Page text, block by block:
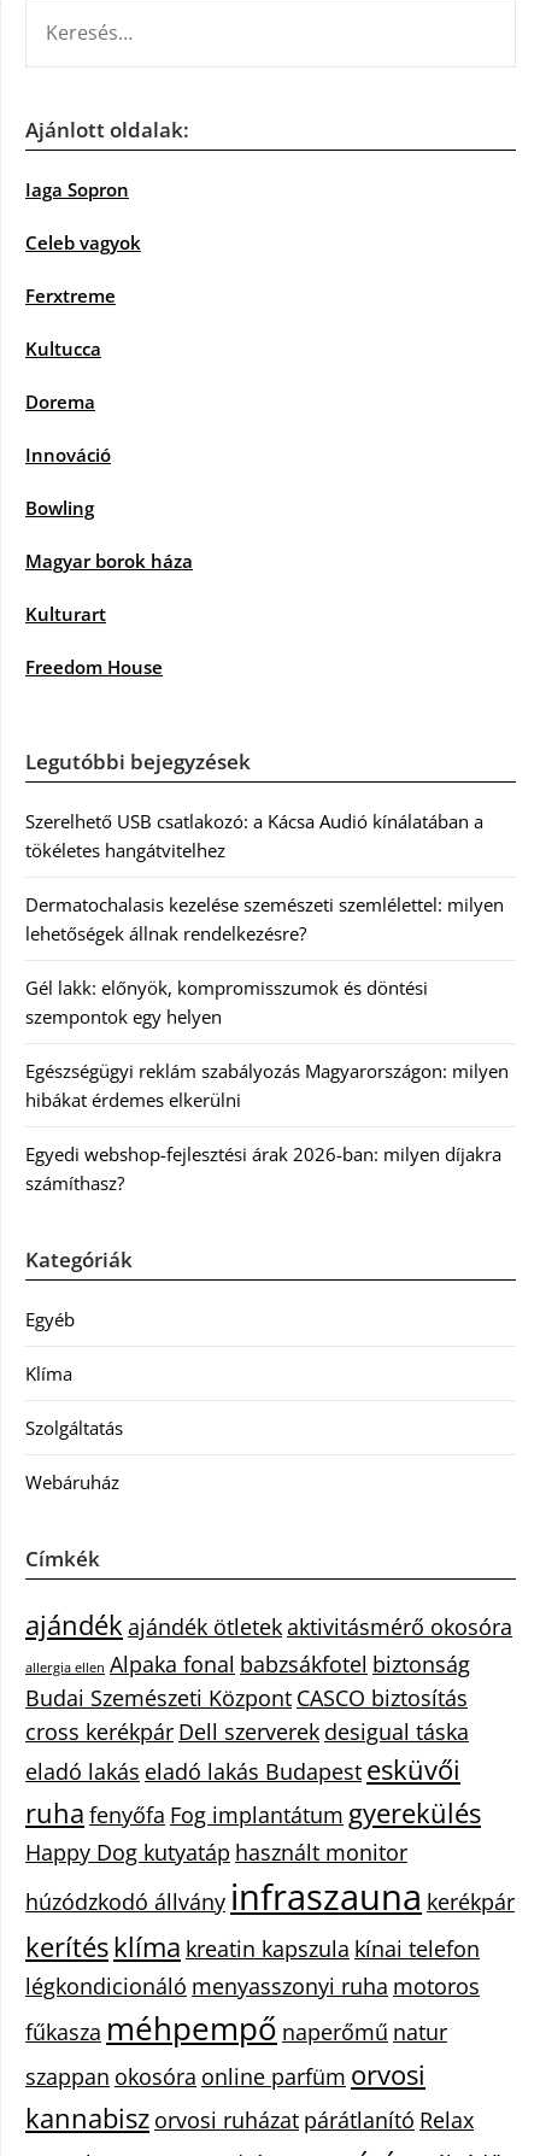
Ajánlott oldalak:
Iaga Sopron
Celeb vagyok
Ferxtreme
Kultucca
Dorema
Innováció
Bowling
Magyar borok háza
Kulturart
Freedom House
Legutóbbi bejegyzések
Szerelhető USB csatlakozó: a Kácsa Audió kínálatában a
tökéletes hangátvitelhez
Dermatochalasis kezelése szemészeti szemlélettel: milyen
lehetőségek állnak rendelkezésre?
Gél lakk: előnyök, kompromisszumok és döntési
szempontok egy helyen
Egészségügyi reklám szabályozás Magyarországon: milyen
hibákat érdemes elkerülni
Egyedi webshop-fejlesztési árak 2026-ban: milyen díjakra
számíthasz?
Kategóriák
Egyéb
Klíma
Szolgáltatás
Webáruház
Címkék
ajándékajándék ötletekaktivitásmérő okosóra
allergia ellen Alpaka fonal babzsákfotel biztonság
Budai Szemészeti Központ CASCO biztosítás
cross kerékpár Dell szerverek desigual táska
eladó lakás eladó lakás Budapest esküvői
ruha fenyőfa Fog implantátum gyerekülés
Happy Dog kutyatáp használt monitor
húzódzkodó állvány infraszauna kerékpár
kerítésklíma kreatin kapszula kínai telefon
légkondicionáló menyasszonyi ruha motoros
fűkasza méhpempő naperőmű natur
szappan okosóra online parfüm orvosi
kannabisz orvosi ruházat párátlanító Relax